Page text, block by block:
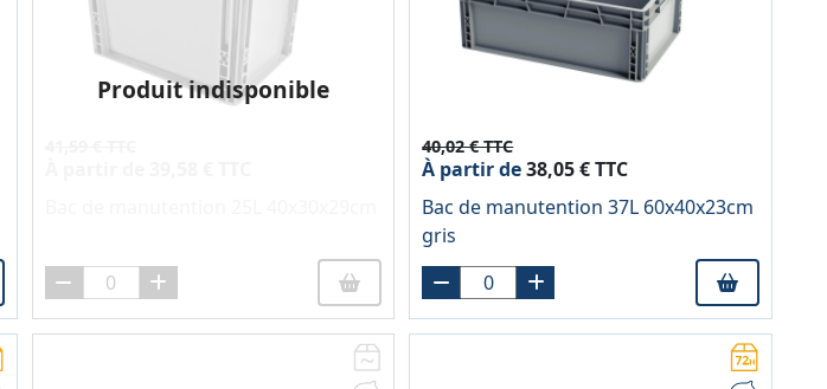
Produit indisponible
40,02 € TTC
À partir de38,05 € TTC
Bac de manutention 37L 60x40x23cm
gris